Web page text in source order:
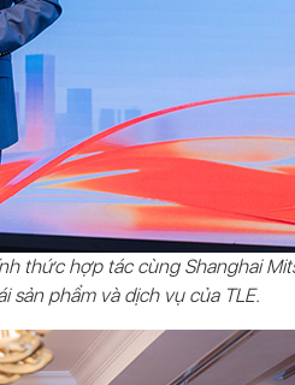
thức hợp táccùng Shanghai
phẩm và dịch vụ của TLE.